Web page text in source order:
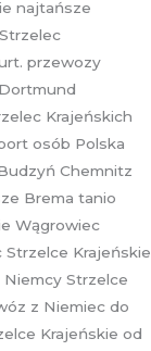
najtańsze
przewozy
Krajeńskich
osób Polska
Chemnitz
Brema tanio
Wągrowiec
Krajeńskie
Strzelce
z Niemiec do
Krajeńskie od